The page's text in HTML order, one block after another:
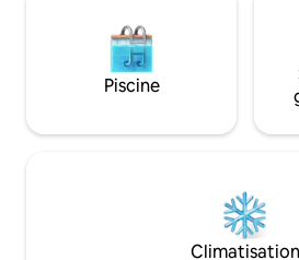
Piscine
Climatisation